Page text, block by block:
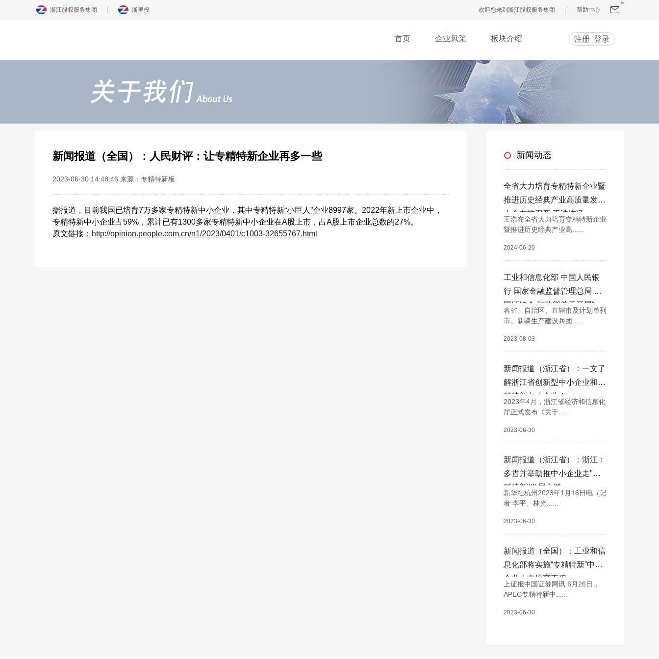
浙江股权服务集团 浙里投 欢迎您来到浙江股权服务集团 帮助中心
首页 企业风采 板块介绍 注册 登录
新闻报道（全国）：人民财评：让专精特新企业再多一些
2023-06-30 14:48:46 来源：专精特新板
据报道，目前我国已培育7万多家专精特新中小企业，其中专精特新“小巨人”企业8997家。2022年新上市企业中，
专精特新中小企业占59%，累计已有1300多家专精特新中小企业在A股上市，占A股上市企业总数的27%。
原文链接： http://opinion.people.com.cn/n1/2023/0401/c1003-32655767.html
新闻动态
全省大力培育专精特新企业暨
推进历史经典产业高质量发展
大会在杭召开 王浩讲话
王浩在全省大力培育专精特新企业
暨推进历史经典产业高......
2024-06-20
工业和信息化部 中国人民银
行 国家金融监督管理总局 中
国证监会 财政部关于开展“一
链一策一批”中小微企业融资
各省、自治区、直辖市及计划单列
市、新疆生产建设兵团......
2023-08-03
新闻报道（浙江省）：一文了
解浙江省创新型中小企业和专
精特新中小企业！
2023年4月，浙江省经济和信息化
厅正式发布《关于......
2023-06-30
新闻报道（浙江省）：浙江：
多措并举助推中小企业走"专
精特新"发展之路
新华社杭州2023年1月16日电（记
者 李平、林光......
2023-06-30
新闻报道（全国）：工业和信
息化部将实施“专精特新”中小
企业上市培育工程
上证报中国证券网讯 6月26日，
APEC专精特新中......
2023-06-30